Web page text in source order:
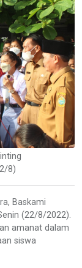
8)
Baskami
(22/8/2022).
amanat dalam
siswa